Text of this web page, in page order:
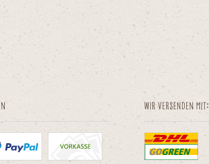
Wir versenden mit: